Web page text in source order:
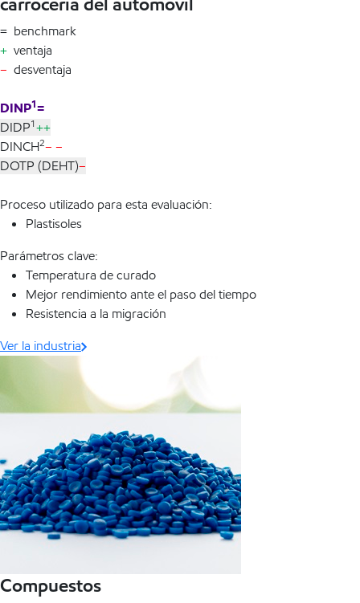
= benchmark
+ ventaja
– desventaja
DINP1=
DIDP1++
DINCH2– –
DOTP (DEHT)–
Proceso utilizado para esta evaluación:
Plastisoles
Parámetros clave:
Temperatura de curado
Mejor rendimiento ante el paso del tiempo
Resistencia a la migración
Ver la industria
Compuestos